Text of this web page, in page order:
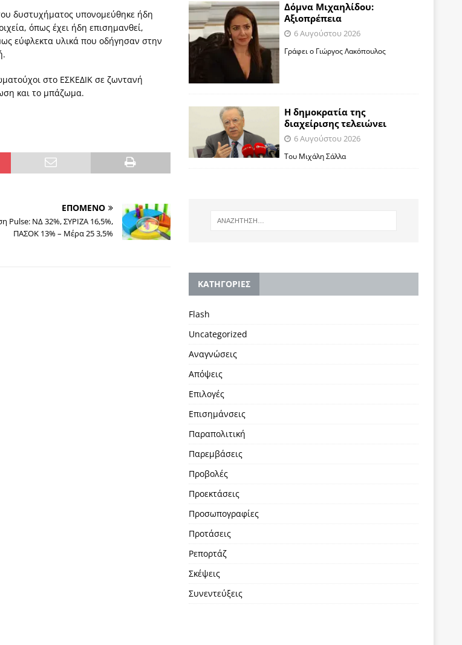
δυστυχήματος υπονομεύθηκε ήδη
όπως έχει ήδη επισημανθεί,
εύφλεκτα υλικά που οδήγησαν στην
στο ΕΣΚΕΔΙΚ σε ζωντανή
και το μπάζωμα.
ΕΠΟΜΕΝΟ
Pulse: ΝΔ 32%, ΣΥΡΙΖΑ 16,5%,
ΠΑΣΟΚ 13% – Μέρα 25 3,5%
Δόμνα Μιχαηλίδου:
Αξιοπρέπεια
6 Αυγούστου 2026
Γράφει ο Γιώργος Λακόπουλος
Η δημοκρατία της
διαχείρισης τελειώνει
6 Αυγούστου 2026
Του Μιχάλη Σάλλα
KΑΤΗΓΟΡΙΕΣ
Flash
Uncategorized
Αναγνώσεις
Απόψεις
Επιλογές
Επισημάνσεις
Παραπολιτική
Παρεμβάσεις
Προβολές
Προεκτάσεις
Προσωπογραφίες
Προτάσεις
Ρεπορτάζ
Σκέψεις
Συνεντεύξεις